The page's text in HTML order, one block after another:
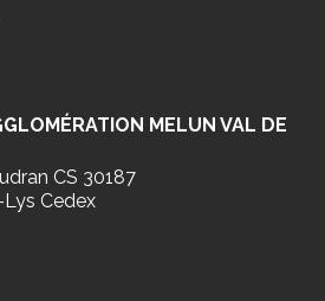
MELUN VAL DE
CS 30187
Cedex